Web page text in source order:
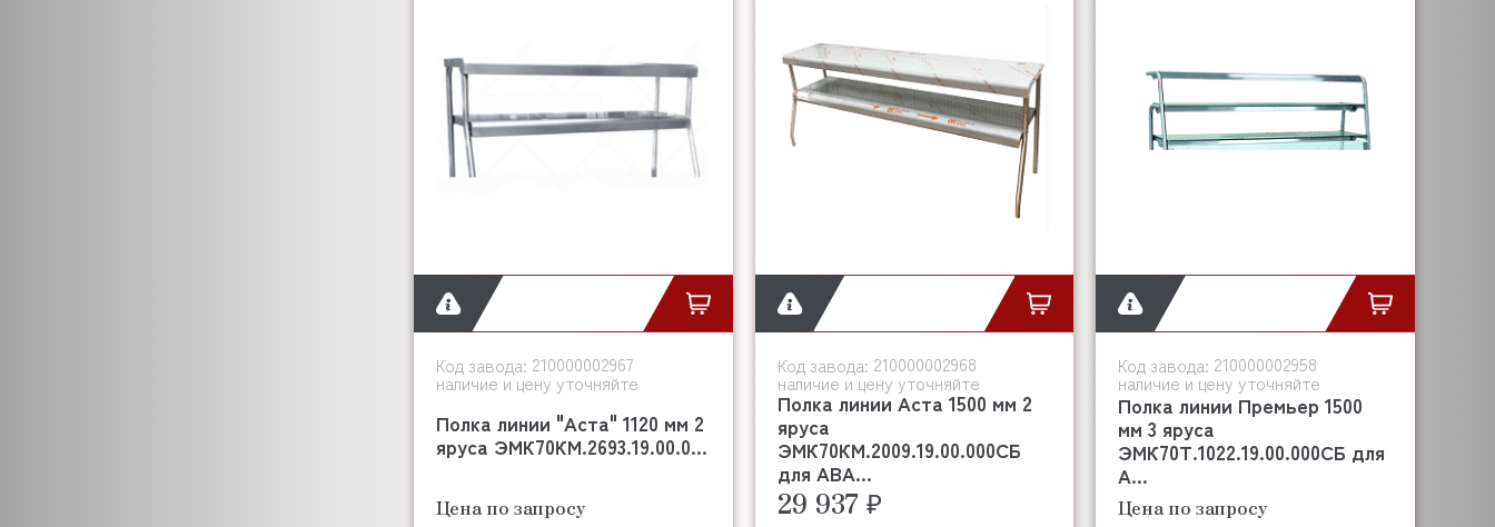
Код завода: 210000002967
наличие и цену уточняйте
Полка линии "Аста" 1120 мм 2
яруса ЭМК70КМ.2693.19.00.0...
Цена по запросу
Код завода: 210000002968
наличие и цену уточняйте
Полка линии Аста 1500 мм 2
яруса
ЭМК70КМ.2009.19.00.000СБ
для АВА...
29 937 ₽
Код завода: 210000002958
наличие и цену уточняйте
Полка линии Премьер 1500
мм 3 яруса
ЭМК70Т.1022.19.00.000СБ для
А...
Цена по запросу